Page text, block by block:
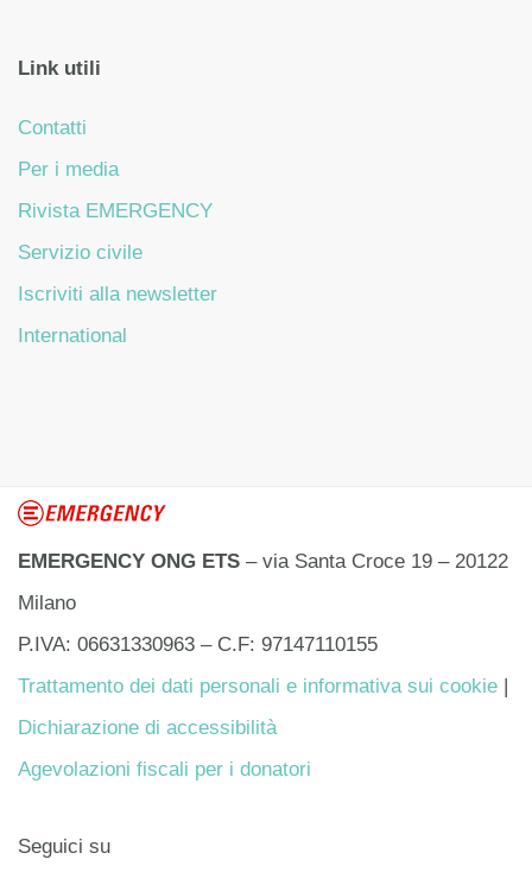
Link utili
Contatti
Per i media
Rivista EMERGENCY
Servizio civile
Iscriviti alla newsletter
International
EMERGENCY ONG ETS – via Santa Croce 19 – 20122
Milano
P.IVA: 06631330963 – C.F: 97147110155
Trattamento dei dati personali e informativa sui cookie |
Dichiarazione di accessibilità
Agevolazioni fiscali per i donatori
Seguici su